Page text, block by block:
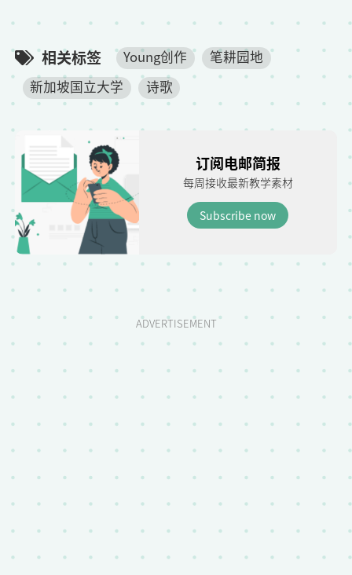
相关标签 Young创作
笔耕园地
新加坡国立大学
诗歌
订阅电邮简报
每周接收最新教学素材
Subscribe now
ADVERTISEMENT